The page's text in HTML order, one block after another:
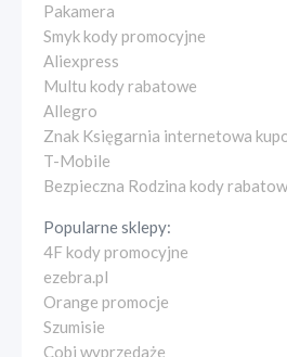
Pakamera
Smyk kody promocyjne
Aliexpress
Multu kody rabatowe
Allegro
Znak Księgarnia internetowa
T-Mobile
Bezpieczna Rodzina kody
Popularne sklepy:
4F kody promocyjne
ezebra.pl
Orange promocje
Szumisie
Cobi wyprzedaże